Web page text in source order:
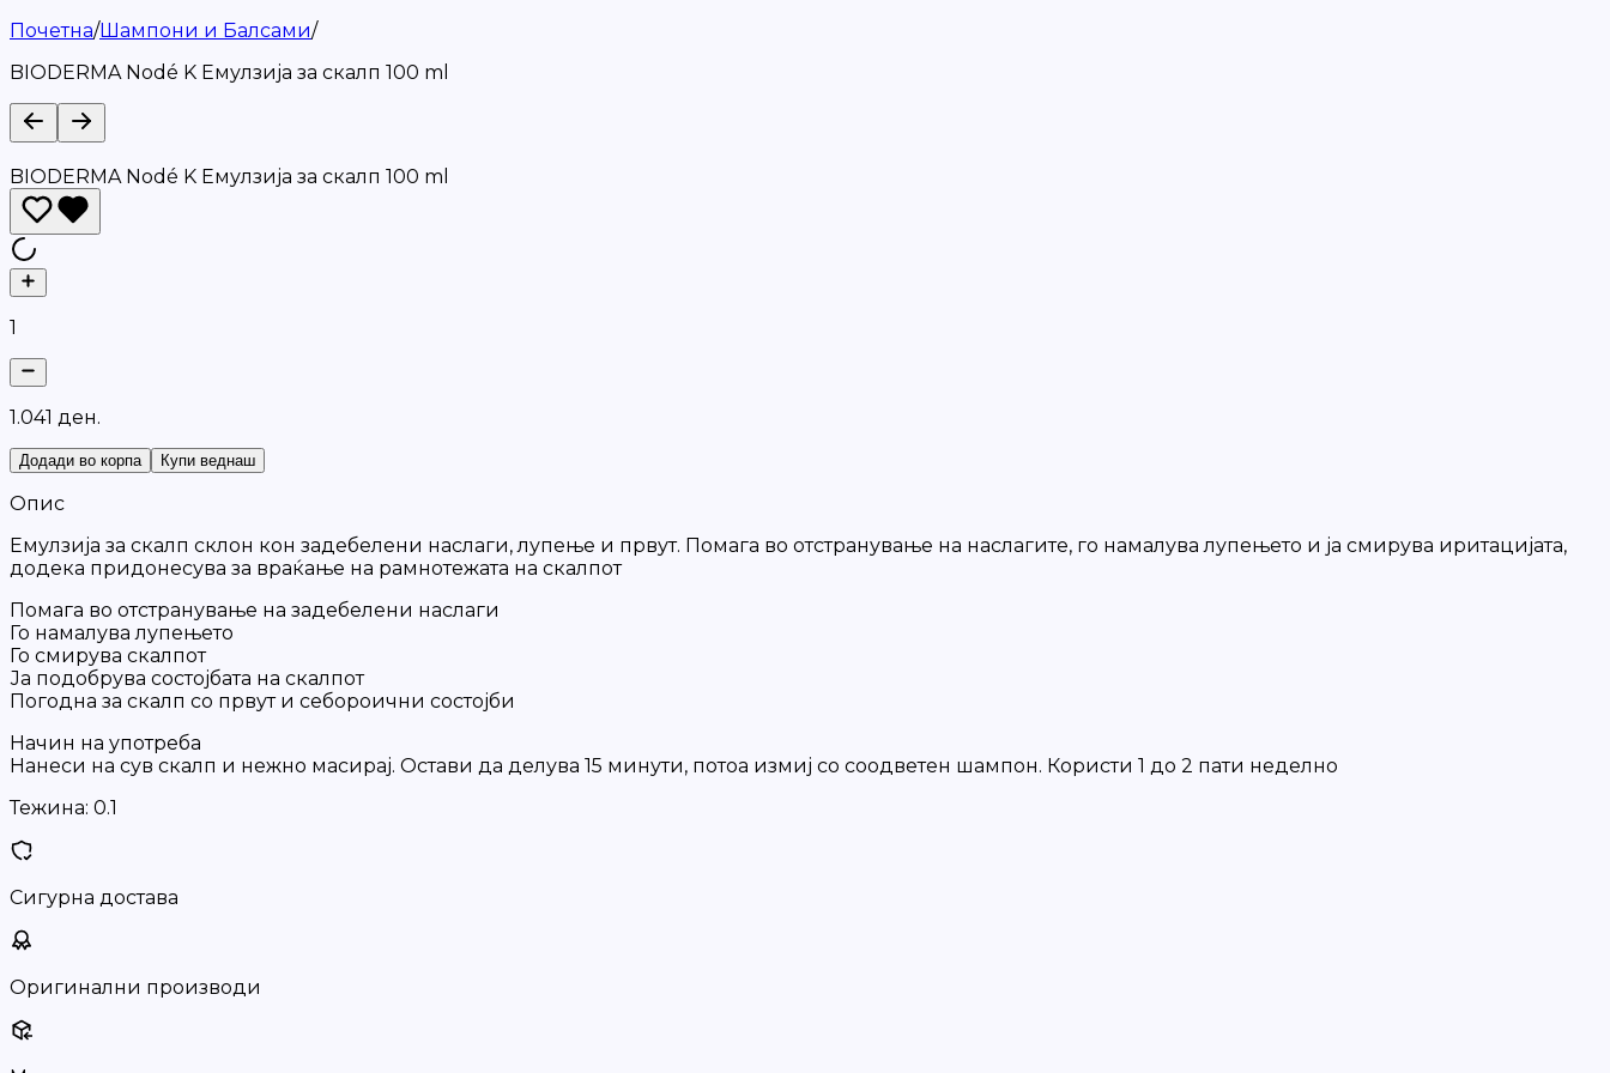
Почетна/Шампони и Балсами/
BIODERMA Nodé K Емулзија за скалп 100 ml
BIODERMA Nodé K Емулзија за скалп 100 ml
1
1.041 ден.
Додади во корпа Купи веднаш
Опис
Емулзија за скалп склoн кон задебелени наслаги, лупење и првут. Помага во отстранување на наслагите, го намалува лупењето и ја смирува иритацијата,
додека придонесува за враќање на рамнотежата на скалпот
Помага во отстранување на задебелени наслаги
Го намалува лупењето
Го смирува скалпот
Ја подобрува состојбата на скалпот
Погодна за скалп со првут и себороични состојби
Начин на употреба
Нанеси на сув скалп и нежно масирај. Остави да делува 15 минути, потоа измиј со соодветен шампон. Користи 1 до 2 пати неделно
Тежина: 0.1
Сигурна достава
Оригинални производи